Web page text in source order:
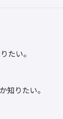
たい。
知りたい。